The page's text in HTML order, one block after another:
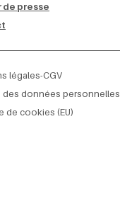
de presse
légales-CGV
des données personnelles
de cookies (EU)